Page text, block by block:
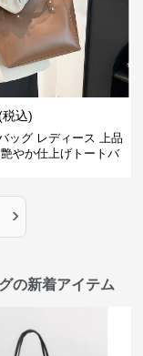
税込)
ッグ レディース 上品
やか仕上げトートバ
›
の新着アイテム